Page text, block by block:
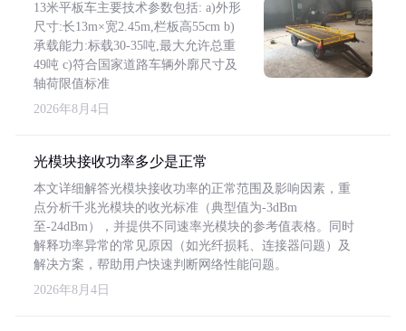
13米平板车主要技术参数包括: a)外形
尺寸:长13m×宽2.45m,栏板高55cm b)
承载能力:标载30-35吨,最大允许总重
49吨 c)符合国家道路车辆外廓尺寸及
轴荷限值标准
2026年8月4日
光模块接收功率多少是正常
本文详细解答光模块接收功率的正常范围及影响因素，重
点分析千兆光模块的收光标准（典型值为-3dBm
至-24dBm），并提供不同速率光模块的参考值表格。同时
解释功率异常的常见原因（如光纤损耗、连接器问题）及
解决方案，帮助用户快速判断网络性能问题。
2026年8月4日